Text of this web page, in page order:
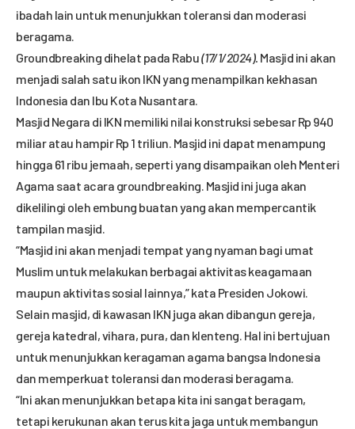
ibadah lain untuk menunjukkan toleransi dan moderasi
beragama.
Groundbreaking dihelat pada Rabu(17/1/2024). Masjid ini akan
menjadi salah satu ikon IKN yang menampilkan kekhasan
Indonesia dan Ibu Kota Nusantara.
Masjid Negara di IKN memiliki nilai konstruksi sebesar Rp 940
miliar atau hampir Rp 1 triliun. Masjid ini dapat menampung
hingga 61 ribu jemaah, seperti yang disampaikan oleh Menteri
Agama saat acara groundbreaking. Masjid ini juga akan
dikelilingi oleh embung buatan yang akan mempercantik
tampilan masjid.
“Masjid ini akan menjadi tempat yang nyaman bagi umat
Muslim untuk melakukan berbagai aktivitas keagamaan
maupun aktivitas sosial lainnya,” kata Presiden Jokowi.
Selain masjid, di kawasan IKN juga akan dibangun gereja,
gereja katedral, vihara, pura, dan klenteng. Hal ini bertujuan
untuk menunjukkan keragaman agama bangsa Indonesia
dan memperkuat toleransi dan moderasi beragama.
“Ini akan menunjukkan betapa kita ini sangat beragam,
tetapi kerukunan akan terus kita jaga untuk membangun